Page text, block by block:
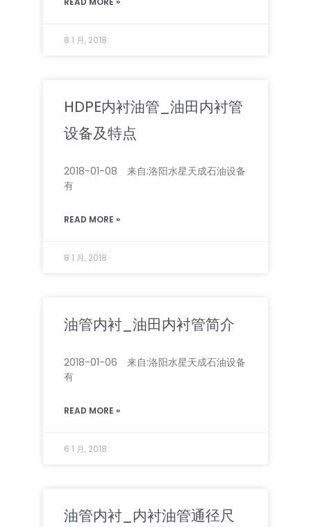
8 1 月, 2018
HDPE内衬油管_油田内衬管
设备及特点
2018-01-08 来自:洛阳水星天成石油设备
有
READ MORE »
8 1 月, 2018
油管内衬_油田内衬管简介
2018-01-06 来自:洛阳水星天成石油设备
有
READ MORE »
6 1 月, 2018
油管内衬_内衬油管通径尺